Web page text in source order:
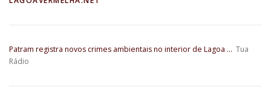
Patram registra novos crimes ambientais no interior de Lagoa … Tua
Rádio